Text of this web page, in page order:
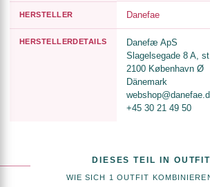
HERSTELLER Danefae
HERSTELLERDETAILS
Danefæ ApS
Slagelsegade 8 A,
2100 København Ø
Dänemark
+45 30 21 49 50
DIESES TEIL IN
WIE SICH 1 OUTFIT